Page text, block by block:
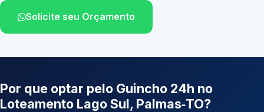
Solicite seu Orçamento
Por que optar pelo Guincho 24h no
Loteamento Lago Sul, Palmas‑TO?